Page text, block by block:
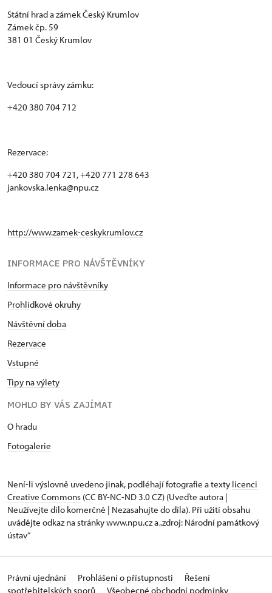
Státní hrad a zámek Český Krumlov
Zámek čp. 59
381 01 Český Krumlov
Vedoucí správy zámku:
+420 380 704 712
Rezervace:
+420 380 704 721, +420 771 278 643
jankovska.lenka@npu.cz
http://www.zamek-ceskykrumlov.cz
INFORMACE PRO NÁVŠTĚVNÍKY
Informace pro návštěvníky
Prohlídkové okruhy
Návštěvní doba
Rezervace
Vstupné
Tipy na výlety
MOHLO BY VÁS ZAJÍMAT
O hradu
Fotogalerie
Není-li výslovně uvedeno jinak, podléhají fotografie a texty licenci
Creative Commons (CC BY-NC-ND 3.0 CZ) (Uveďte autora |
Neužívejte dílo komerčně | Nezasahujte do díla). Při užití obsahu
uvádějte odkaz na stránky www.npu.cz a „zdroj: Národní památkový
ústav“
Právní ujednání Prohlášení o přístupnosti
Řešení
spotřebitelských sporů
Všeobecné obchodní podmínky